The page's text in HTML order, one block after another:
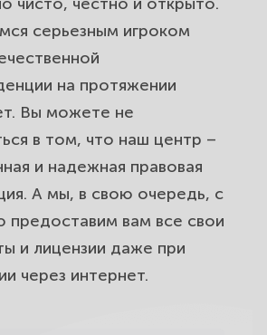
серьезным игроком
на протяжении
Вы можете не
в том, что наш центр –
и надежная правовая
А мы, в свою очередь, с
предоставим вам все свои
и лицензии даже при
через интернет.